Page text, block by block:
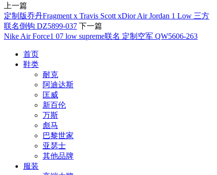
上一篇
定制版乔丹Fragment x Travis Scott xDior Air Jordan 1 Low 三方
联名倒钩 DZ5899-037 下一篇
Nike Air Force1 07 low supreme联名 定制空军 QW5606-263
首页
鞋类
耐克
阿迪达斯
匡威
新百伦
万斯
彪马
巴黎世家
亚瑟士
其他品牌
服装